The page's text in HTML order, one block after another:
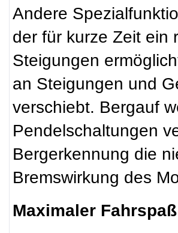
Andere
der für kurze Zeit ein
Steigungen
an Steigungen und
verschiebt. Bergauf
Pendelschaltungen
Bergerkennung die
Bremswirkung des
Maximaler Fahrspaß